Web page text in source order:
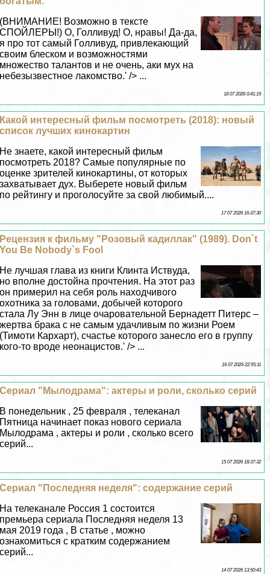
(ВНИМАНИЕ! Возможно в тексте
СПОЙЛЕРЫ!) О, Голливуд! О, нравы! Да-да,
я про тот самый Голливуд, привлекающий
своим блеском и возможностями
множество талантов и не очень, аки мух на
небезызвестное лакомство.' /> ...
18 07 2026 0:41:19
Какой интересный фильм посмотреть (2018): новый
список лучших кинокартин
Не знаете, какой интересный фильм
посмотреть 2018? Самые популярные по
оценке зрителей кинокартины, от которых
захватывает дух. Выберете новый фильм
по рейтингу и проголосуйте за свой любимый....
17 07 2026 16:37:30
Рецензия к фильму "Розовый кадиллак" (1989). Don`t
You Be Nobody`s Fool
Не лучшая глава из книги Клинта Иствуда,
но вполне достойна прочтения. На этот раз
он примерил на себя роль находчивого
охотника за головами, добычей которого
стала Лу Энн в лице очаровательной Бернадетт Питерс –
жертва бpaка с не самым удачливым по жизни Роем
(Тимоти Кархарт), счастье которого занесло его в группу
кого-то вроде неонацистов.' /> ...
16 07 2026 22:55:11
Сериал "Мылодрама": актеры и роли, сколько серий
В понедельник , 25 февраля , телеканал
Пятница начинает показ нового сериала
Мылодрама , актеры и роли , сколько всего
серий...
15 07 2026 18:37:32
Сериал "Последняя неделя": содержание серий
На телеканале Россия 1 состоится
премьера сериала Последняя неделя 13
мая 2019 года , В статье , можно
ознакомиться с кратким содержанием
серий...
14 07 2026 13:50:43